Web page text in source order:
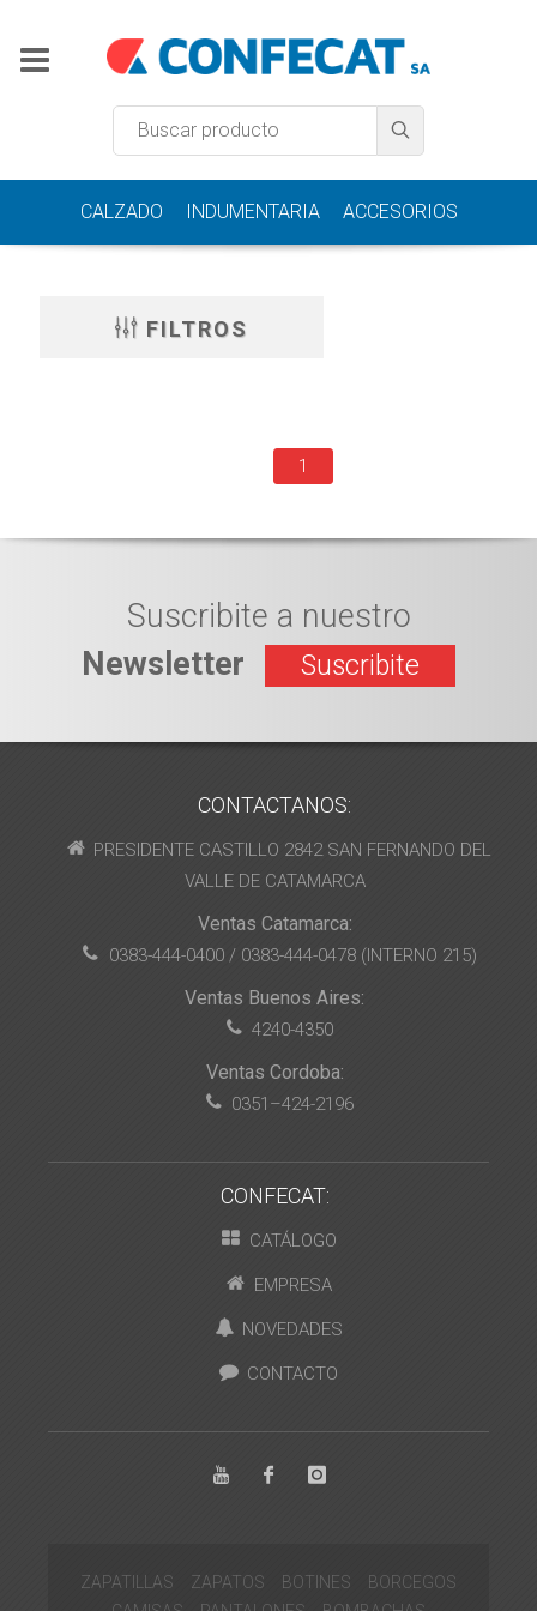
CALZADO INDUMENTARIA ACCESORIOS
FILTROS
1
Suscribite a nuestro
Newsletter
Suscribite
CONTACTANOS:
PRESIDENTE CASTILLO 2842 SAN FERNANDO DEL
VALLE DE CATAMARCA
Ventas Catamarca:
0383-444-0400 / 0383-444-0478 (INTERNO 215)
Ventas Buenos Aires:
4240-4350
Ventas Cordoba:
0351–424-2196
CONFECAT:
CATÁLOGO
EMPRESA
NOVEDADES
CONTACTO
ZAPATILLAS ZAPATOS BOTINES
BORCEGOS